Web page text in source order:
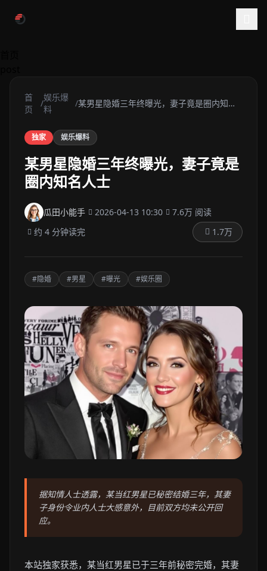
首
页
/
娱乐爆
料
/某男星隐婚三年终曝光，妻子竟是圈内知名
独家 娱乐爆料
某男星隐婚三年终曝光，妻子竟是
圈内知名人士
瓜田小能手 2026-04-13 10:30
7.6万 阅读
约 4 分钟读完
1.7万
#隐婚 #男星 #曝光 #娱乐圈
据知情人士透露，某当红男星已秘密结婚三年，其妻
子身份令业内人士大感意外，目前双方均未公开回
应。
本站独家获悉，某当红男星已于三年前秘密完婚，其妻